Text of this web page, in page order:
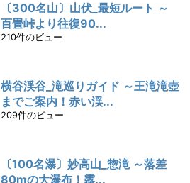
〔300名山〕山伏_最短ルート ～
百畳峠より往復90...
210件のビュー
横谷渓谷_滝巡りガイド ～王滝滝壺
までご案内！赤い渓...
209件のビュー
〔100名瀑〕妙高山_惣滝 ～落差
80mの大瀑布！露...